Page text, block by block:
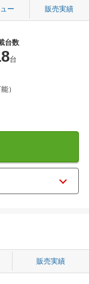
ー 販売実績
台数
台
）
販売実績